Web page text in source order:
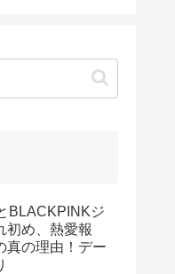
BLACKPINKジ
初め、熱愛報
真の理由！デー